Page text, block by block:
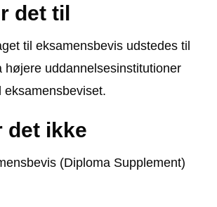
det til
til eksamensbevis udstedes til
højere uddannelsesinstitutioner
eksamensbeviset.
det ikke
(Diploma Supplement)